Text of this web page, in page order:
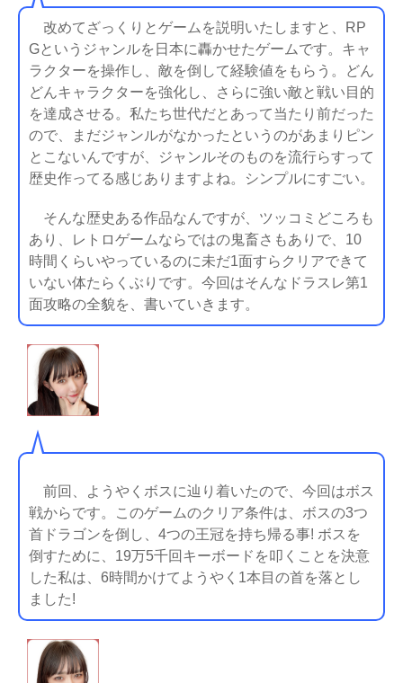
改めてざっくりとゲームを説明いたしますと、RP
Gというジャンルを日本に轟かせたゲームです。キャ
ラクターを操作し、敵を倒して経験値をもらう。どん
どんキャラクターを強化し、さらに強い敵と戦い目的
を達成させる。私たち世代だとあって当たり前だった
ので、まだジャンルがなかったというのがあまりピン
とこないんですが、ジャンルそのものを流行らすって
歴史作ってる感じありますよね。シンプルにすごい。
そんな歴史ある作品なんですが、ツッコミどころも
あり、レトロゲームならではの鬼畜さもありで、10
時間くらいやっているのに未だ1面すらクリアできて
いない体たらくぶりです。今回はそんなドラスレ第1
面攻略の全貌を、書いていきます。
前回、ようやくボスに辿り着いたので、今回はボス
戦からです。このゲームのクリア条件は、ボスの3つ
首ドラゴンを倒し、4つの王冠を持ち帰る事! ボスを
倒すために、19万5千回キーボードを叩くことを決意
した私は、6時間かけてようやく1本目の首を落とし
ました!